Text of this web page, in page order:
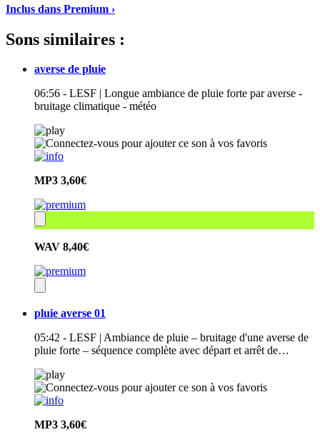
Inclus dans Premium ›
Sons similaires :
averse de pluie
06:56 - LESF | Longue ambiance de pluie forte par averse -
bruitage climatique - météo
MP3 3,60€
WAV 8,40€
pluie averse 01
05:42 - LESF | Ambiance de pluie – bruitage d'une averse de
pluie forte – séquence complète avec départ et arrêt de…
MP3 3,60€